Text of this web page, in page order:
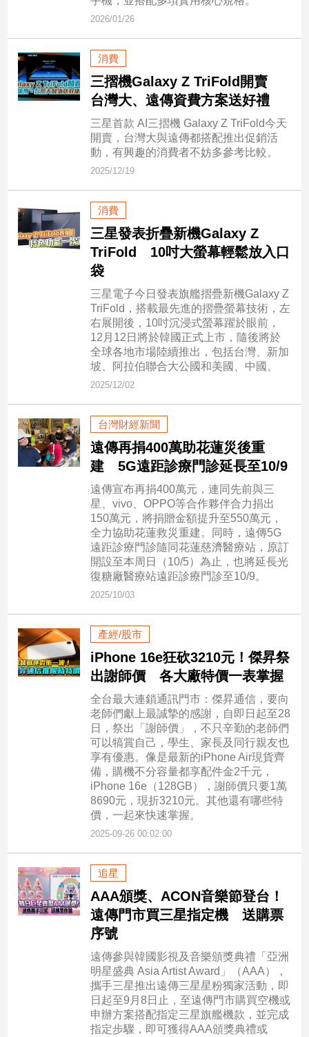
內
設
計
座/
命
理
消
創
／
物
Pet
投
2026/01/26
消費
三摺機Galaxy Z TriFold開賣
台灣大、遠傳資費方案送好禮
三星首款 AI三摺機 Galaxy Z TriFold今天
開賣，台灣大與遠傳都搭配推出促銷活
動，有興趣的消費者不妨多參考比較。
2025/12/19
消費
三星發表折疊新機Galaxy Z
TriFold 10吋大螢幕輕鬆放入口
袋
三星電子今日發表旗艦摺疊新機Galaxy Z
TriFold，搭載最先進的摺疊螢幕技術，左
右展開後，10吋沉浸式螢幕躍於眼前，
12月12日將於韓國正式上市，隨後將於
全球各地市場陸續推出，包括台灣、新加
坡、阿拉伯聯合大公國和美國、中國。
2025/12/02
台灣財經新聞
遠傳再捐400萬助花蓮災後重
建 5G遠距診療門診延長至10/9
遠傳宣布再捐400萬元，連同先前與三
星、vivo、OPPO等合作夥伴合力捐出
150萬元，將捐贈金額提升至550萬元，
全力協助花蓮救災重建。同時，遠傳5G
遠距診療門診隨同花蓮慈濟醫療站，原訂
開設至本周日（10/5）為止，也將延長光
復糖廠醫療站遠距診療門診至10/9。
2025/10/03
產經/股市
iPhone 16e狂砍3210元！傑昇祭
出謝師價 各大廠特價一表掌握
全台最大連鎖通訊門市：傑昇通信，要向
老師們獻上最誠摯的感謝，自即日起至28
日，祭出「謝師價」，不只辛勤的老師們
可以犒賞自己，學生、家長及同行親友也
享有優惠。像是最新的iPhone Air現貨齊
備，購機不分容量都享配件金2千元，
iPhone 16e（128GB），謝師價只要1萬
8690元，現折3210元。其他還有哪些特
價，一起來快速掌握。
2025-09-26 00:02:00
追星
AAA頒獎、ACON音樂節登台！
遠傳門市買三星指定機 送購票
序號
遠傳參與韓國影視及音樂頒獎典禮「亞洲
明星盛典 Asia Artist Award」（AAA），
攜手三星推出遠傳三星星粉獨家活動，即
日起至9月8日止，至遠傳門市購買空機或
申辦方案搭配指定三星旗艦機款，並完成
指定步驟，即可獲得AAA頒獎典禮或